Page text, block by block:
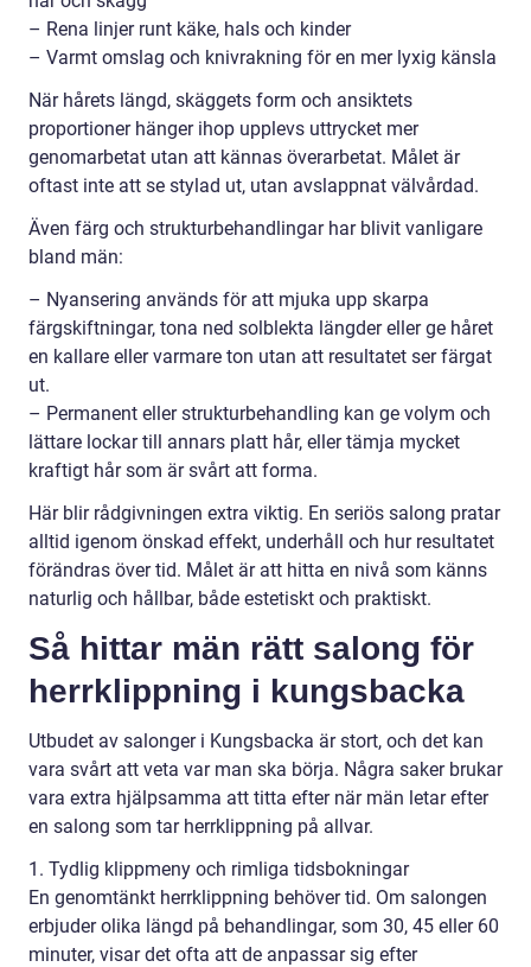
– Rena linjer runt käke, hals och kinder
– Varmt omslag och knivrakning för en mer lyxig känsla
När hårets längd, skäggets form och ansiktets
proportioner hänger ihop upplevs uttrycket mer
genomarbetat utan att kännas överarbetat. Målet är
oftast inte att se stylad ut, utan avslappnat välvårdad.
Även färg och strukturbehandlingar har blivit vanligare
bland män:
– Nyansering används för att mjuka upp skarpa
färgskiftningar, tona ned solblekta längder eller ge håret
en kallare eller varmare ton utan att resultatet ser färgat
ut.
– Permanent eller strukturbehandling kan ge volym och
lättare lockar till annars platt hår, eller tämja mycket
kraftigt hår som är svårt att forma.
Här blir rådgivningen extra viktig. En seriös salong pratar
alltid igenom önskad effekt, underhåll och hur resultatet
förändras över tid. Målet är att hitta en nivå som känns
naturlig och hållbar, både estetiskt och praktiskt.
Så hittar män rätt salong för
herrklippning i kungsbacka
Utbudet av salonger i Kungsbacka är stort, och det kan
vara svårt att veta var man ska börja. Några saker brukar
vara extra hjälpsamma att titta efter när män letar efter
en salong som tar herrklippning på allvar.
1. Tydlig klippmeny och rimliga tidsbokningar
En genomtänkt herrklippning behöver tid. Om salongen
erbjuder olika längd på behandlingar, som 30, 45 eller 60
minuter, visar det ofta att de anpassar sig efter